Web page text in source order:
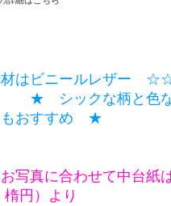
はビニールレザー
な柄と色なの
もおすすめ ★
写真に合わせて中台紙
円）より